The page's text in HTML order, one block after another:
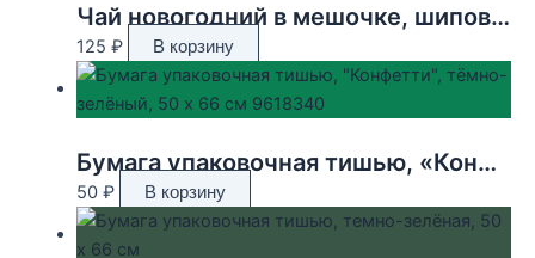
Чай новогодний в мешочке, шиповник, красная смородина, 30 г
125 ₽ В корзину
Бумага упаковочная тишью, «Конфетти», тёмно-зелёный, 50 х 66 см 9618340
50 ₽ В корзину